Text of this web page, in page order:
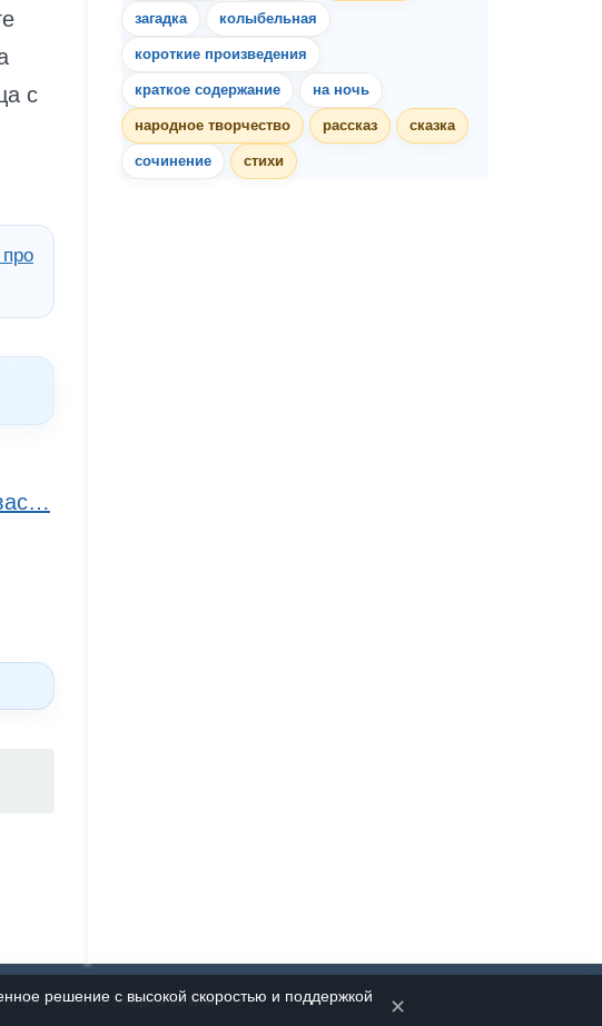
с
про
загадка колыбельная
короткие произведения
краткое содержание на ночь
народное творчество рассказ сказка
сочинение стихи
библиотека. Карта сайта
решение с высокой скоростью и поддержкой
✕